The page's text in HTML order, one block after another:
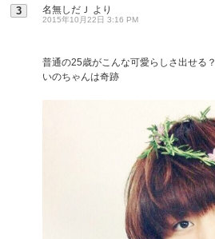
3 名無しだＪ より
2015年10月22日 3:16 PM
普通の25歳がこんな可愛らしさ出せる？
いのちゃんは奇跡